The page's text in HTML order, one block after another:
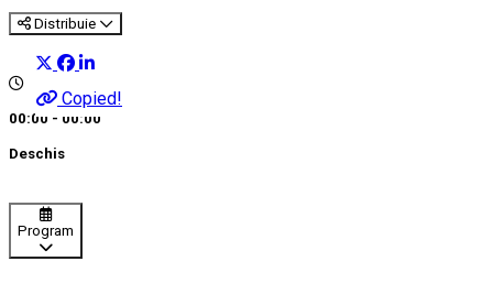
Distribuie
Copied!
00:00 - 00:00
Deschis
Program